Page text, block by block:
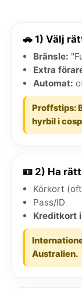
🚗 1) Välj
Bränsle:
Extra
Automat:
Proffstips:
hyrbil i
🪪 2) Ha
Körkort
Pass/ID
Kreditkort
Australien.